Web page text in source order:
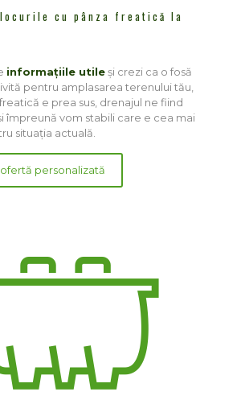
cu pânza freatică la
informațiile utileși crezi ca o fosă
pentru amplasarea terenului tău,
e prea sus, drenajul ne fiind
împreună vom stabili care e cea mai
situația actuală.
personalizată